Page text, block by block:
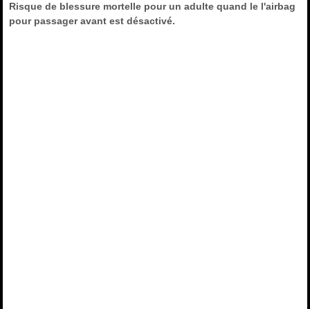
Risque de blessure mortelle pour un adulte quand le l'airbag
pour passager avant est désactivé.